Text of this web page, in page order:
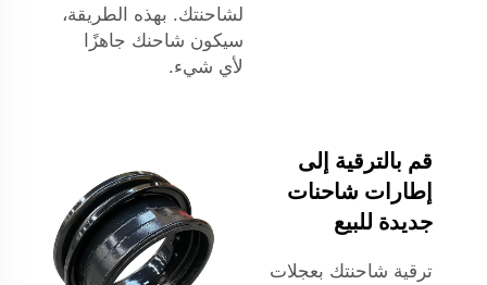
لشاحنتك. بهذه الطريقة،
سيكون شاحنك جاهزًا
لأي شيء.
قم بالترقية إلى
إطارات شاحنات
جديدة للبيع
ترقية شاحنتك بعجلات